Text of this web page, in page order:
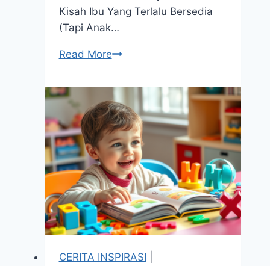
Kisah Ibu Yang Terlalu Bersedia
(Tapi Anak…
Read MoreKenapa
Selalu
Sarankan
eBook
Aktiviti
Dulu,
Bukan
Terus
Playbook
CERITA INSPIRASI